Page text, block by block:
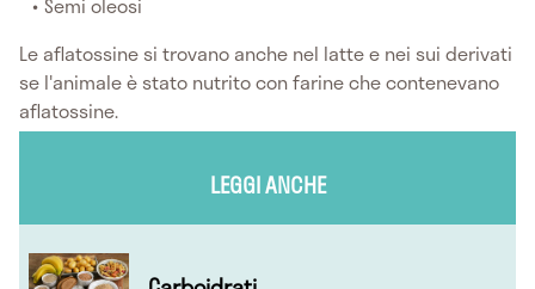
Le aflatossine si trovano anche nel latte e nei sui derivati
se l'animale è stato nutrito con farine che contenevano
aflatossine.
LEGGI ANCHE